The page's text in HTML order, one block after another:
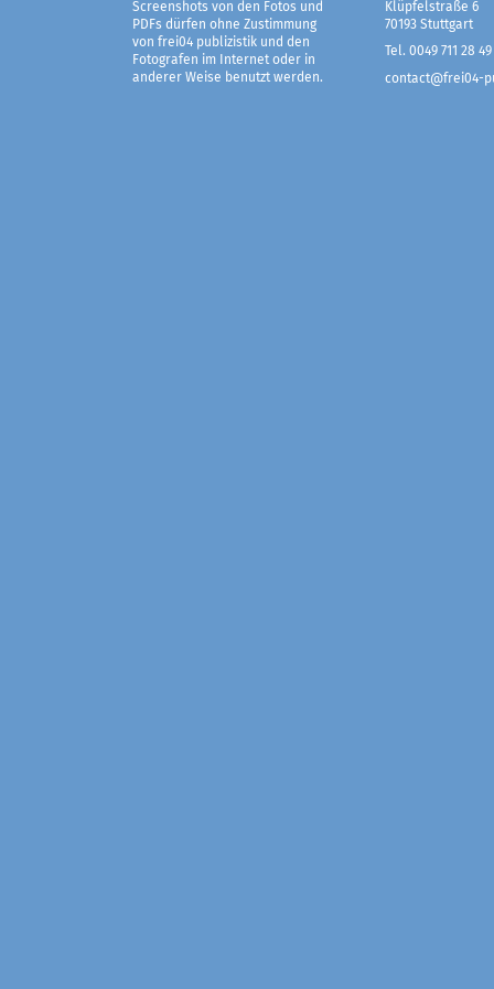
Screenshots von den Fotos und
PDFs dürfen ohne Zustimmung
von frei04 publizistik und den
Fotografen im Internet oder in
anderer Weise benutzt werden.
Klüpfelstraße 6
70193 Stuttgart
Tel. 0049 711 28 49
contact@frei04-